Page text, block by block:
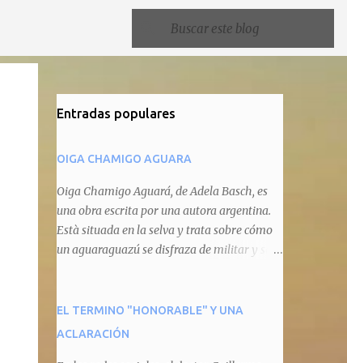
Entradas populares
OIGA CHAMIGO AGUARA
Oiga Chamigo Aguará, de Adela Basch, es
una obra escrita por una autora argentina.
Està situada en la selva y trata sobre cómo
un aguaraguazú se disfraza de militar y se
animal que pretenda circular por ahí. En
primera instancia aparece Teteu, el tero,
EL TERMINO "HONORABLE" Y UNA
ACLARACIÓN